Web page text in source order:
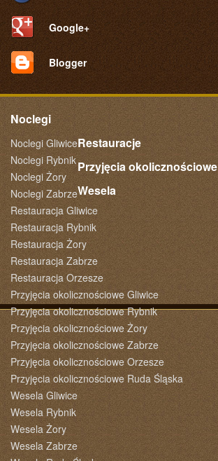
Google+
Blogger
Noclegi
Noclegi Gliwice
Noclegi Rybnik
Noclegi Żory
Noclegi Zabrze
Restauracje
Restauracja Gliwice
Restauracja Rybnik
Restauracja Żory
Restauracja Zabrze
Restauracja Orzesze
Przyjęcia okolicznościowe
Przyjęcia okolicznościowe Gliwice
Przyjęcia okolicznościowe Rybnik
Przyjęcia okolicznościowe Żory
Przyjęcia okolicznościowe Zabrze
Przyjęcia okolicznościowe Orzesze
Przyjęcia okolicznościowe Ruda Śląska
Wesela
Wesela Gliwice
Wesela Rybnik
Wesela Żory
Wesela Zabrze